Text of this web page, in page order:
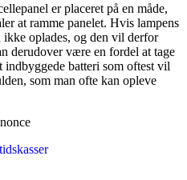
er placeret på en måde,
at ramme panelet. Hvis lampens
oplades, og den vil derfor
derudover være en fordel at tage
indbyggede batteri som oftest vil
som man ofte kan opleve